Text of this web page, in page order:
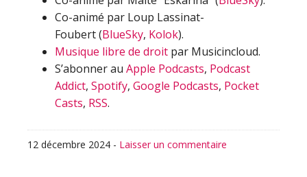
Co-animé par Loup Lassinat-
Foubert (BlueSky, Kolok).
Musique libre de droit par Musicincloud.
S’abonner au Apple Podcasts, Podcast
Addict, Spotify, Google Podcasts, Pocket
Casts, RSS.
12 décembre 2024 - Laisser un commentaire